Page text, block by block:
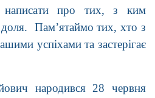
написати про тих, з ким
доля. Пам’ятаймо тих, хто з
успіхами та застерігає
народився 28 червня